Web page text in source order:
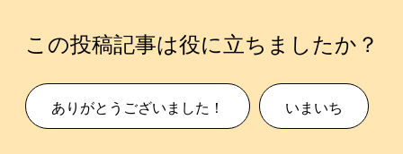
この投稿記事は役に立ちましたか？
ありがとうございました！ いまいち